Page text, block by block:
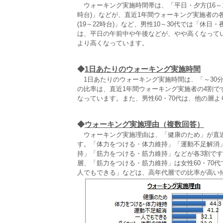
ウォーキング実施時間帯は、「平日・夕方(16
時台)」などが、直近1年間ウォーキング実施者
(19～22時台)」など、男性10～30代では「休日
は、平日の午前中や午後などが、やや高くなっ
より高くなっています。
◆1日あたりのウォーキング実施時間
1日あたりのウォーキング実施時間は、「～30
の比率は、直近1年間ウォーキング実施者の4割
なっています。また、男性60・70代は、他の層
◆ウォーキング実施理由（複数回答）
ウォーキング実施理由は、「健康のため」が直
す。「体力をつける・体力維持」「運動不足解
持」「筋力をつける・筋力維持」などが各3割で
層、「筋力をつける・筋力維持」は女性60・70
人でもできる」などは、高年代層での比率が高い